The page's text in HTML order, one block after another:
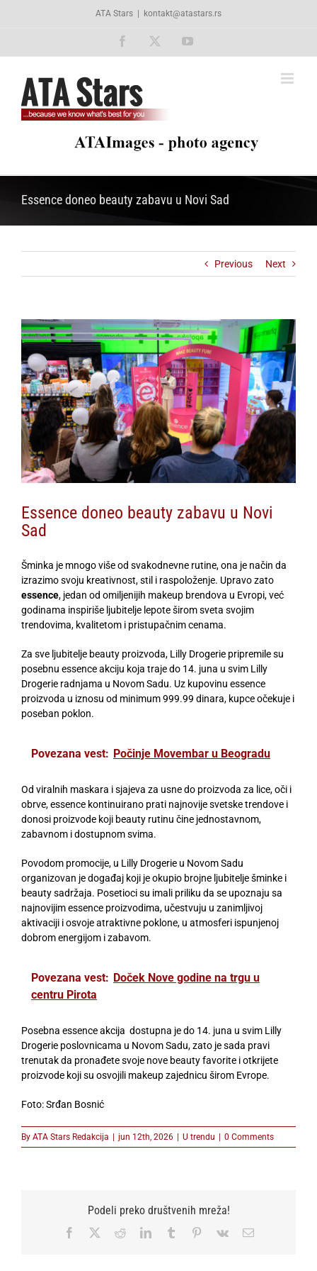
ATA Stars kontakt@atastars.rs
Facebook YouTube
Essence doneo beauty zabavu u Novi Sad
Previous Next
View
Larger
Image
Essence doneo beauty zabavu u Novi
Sad
Šminka je mnogo više od svakodnevne rutine, ona je način da
izrazimo svoju kreativnost, stil i raspoloženje. Upravo zato
essence, jedan od omiljenijih makeup brendova u Evropi, već
godinama inspiriše ljubitelje lepote širom sveta svojim
trendovima, kvalitetom i pristupačnim cenama.
Za sve ljubitelje beauty proizvoda, Lilly Drogerie pripremile su
posebnu essence akciju koja traje do 14. juna u svim Lilly
Drogerie radnjama u Novom Sadu. Uz kupovinu essence
proizvoda u iznosu od minimum 999.99 dinara, kupce očekuje i
poseban poklon.
Povezana vest: Počinje Movembar u Beogradu
Od viralnih maskara i sjajeva za usne do proizvoda za lice, oči i
obrve, essence kontinuirano prati najnovije svetske trendove i
donosi proizvode koji beauty rutinu čine jednostavnom,
zabavnom i dostupnom svima.
Povodom promocije, u Lilly Drogerie u Novom Sadu
organizovan je događaj koji je okupio brojne ljubitelje šminke i
beauty sadržaja. Posetioci su imali priliku da se upoznaju sa
najnovijim essence proizvodima, učestvuju u zanimljivoj
aktivaciji i osvoje atraktivne poklone, u atmosferi ispunjenoj
dobrom energijom i zabavom.
Povezana vest: Doček Nove godine na trgu u
centru Pirota
Posebna essence akcija dostupna je do 14. juna u svim Lilly
Drogerie poslovnicama u Novom Sadu, zato je sada pravi
trenutak da pronađete svoje nove beauty favorite i otkrijete
proizvode koji su osvojili makeup zajednicu širom Evrope.
Foto: Srđan Bosnić
By ATA Stars Redakcija jun 12th, 2026 U trendu 0 Comments
Podeli preko društvenih mreža!
Facebook RedditLinkedInTumblr Pinterest
Vk Email